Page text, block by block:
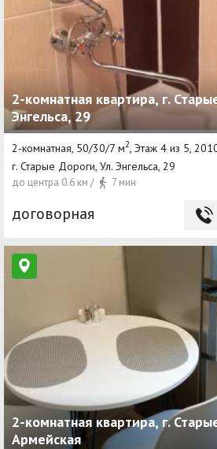
2-комнатная квартира, г.
Энгельса, 29
2-комнатная, 50/30/7 м2 , Этаж 4 из 5,
г. Старые Дороги, Ул. Энгельса, 29
до центра 0.6 км / 7 мин
договорная
2-комнатная квартира, г.
Армейская